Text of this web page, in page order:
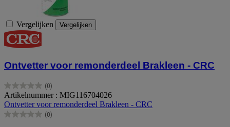
Vergelijken Vergelijken
Ontvetter voor remonderdeel Brakleen - CRC
(0)
0.0
van
de
5
Artikelnummer : MIG116704026
Ontvetter voor remonderdeel Brakleen - CRC
(0)
0.0